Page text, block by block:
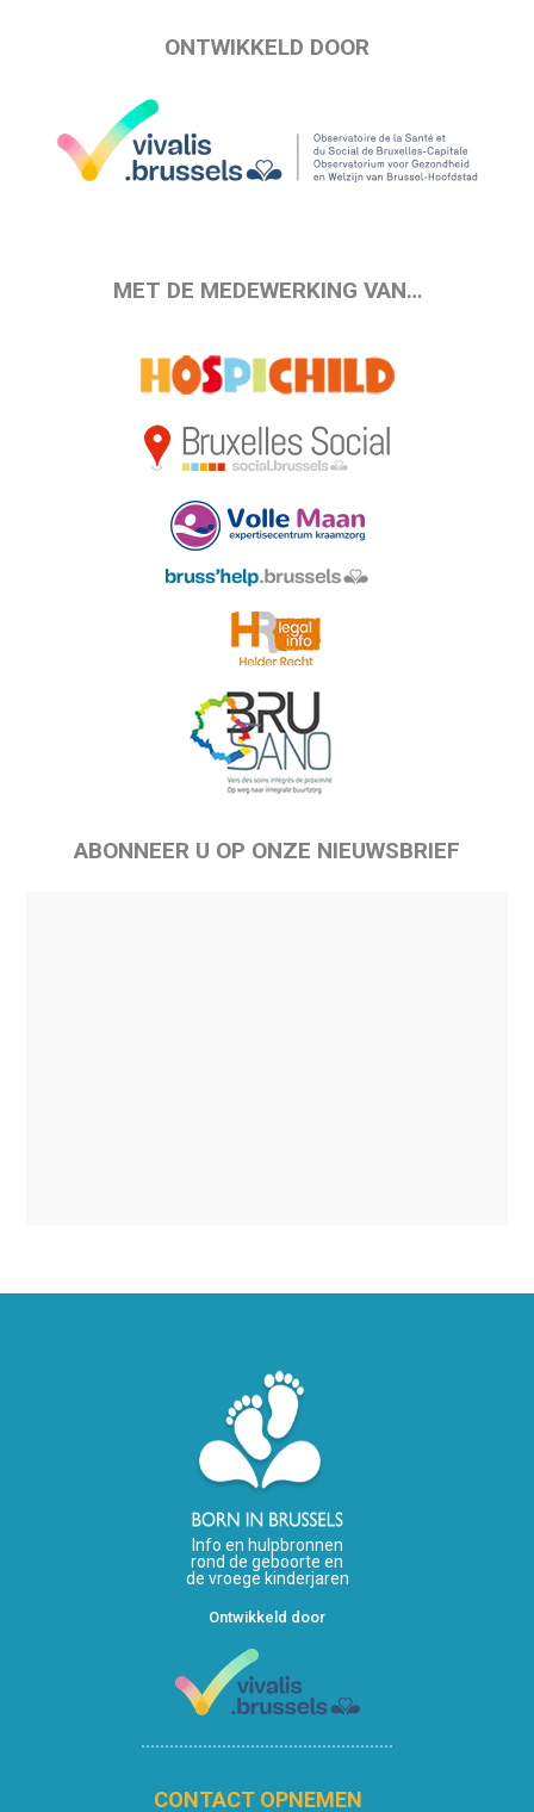
ONTWIKKELD DOOR
MET DE MEDEWERKING VAN…
ABONNEER U OP ONZE NIEUWSBRIEF
Info en hulpbronnen
rond de geboorte en
de vroege kinderjaren
Ontwikkeld door
CONTACT OPNEMEN